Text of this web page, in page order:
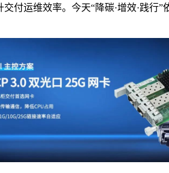
付运维效率。今天“降碳·增效·践行